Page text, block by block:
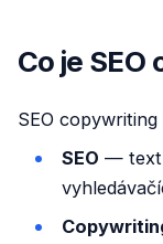
Co je
SEO
SEO — text